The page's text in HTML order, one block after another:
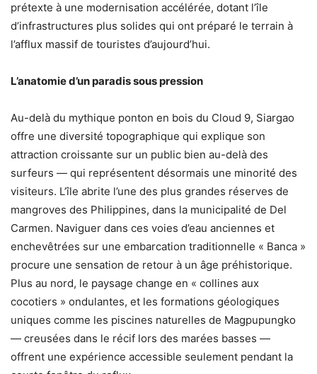
prétexte à une modernisation accélérée, dotant l’île
d’infrastructures plus solides qui ont préparé le terrain à
l’afflux massif de touristes d’aujourd’hui.
L’anatomie d’un paradis sous pression
Au-delà du mythique ponton en bois du Cloud 9, Siargao
offre une diversité topographique qui explique son
attraction croissante sur un public bien au-delà des
surfeurs — qui représentent désormais une minorité des
visiteurs. L’île abrite l’une des plus grandes réserves de
mangroves des Philippines, dans la municipalité de Del
Carmen. Naviguer dans ces voies d’eau anciennes et
enchevêtrées sur une embarcation traditionnelle « Banca »
procure une sensation de retour à un âge préhistorique.
Plus au nord, le paysage change en « collines aux
cocotiers » ondulantes, et les formations géologiques
uniques comme les piscines naturelles de Magpupungko
— creusées dans le récif lors des marées basses —
offrent une expérience accessible seulement pendant la